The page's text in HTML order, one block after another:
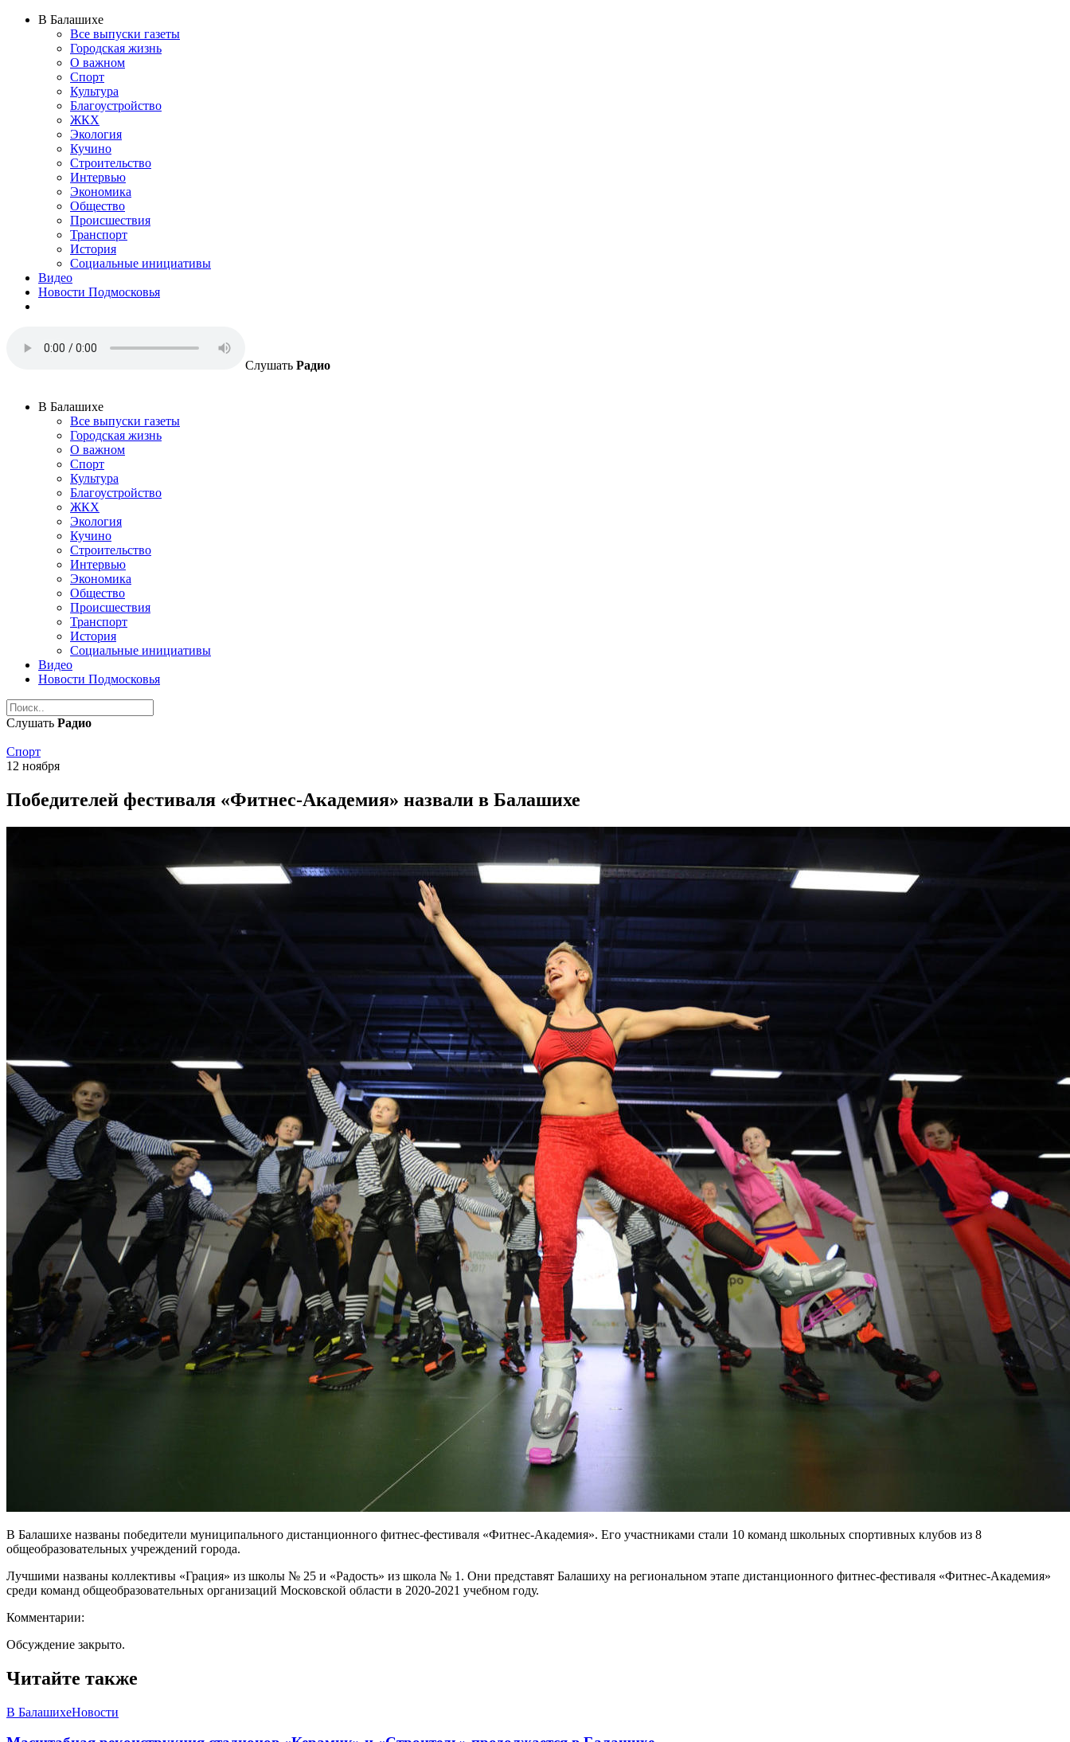
В Балашихе
Все выпуски газеты
Городская жизнь
О важном
Спорт
Культура
Благоустройство
ЖКХ
Экология
Кучино
Строительство
Интервью
Экономика
Общество
Происшествия
Транспорт
История
Социальные инициативы
Видео
Новости Подмосковья
Слушать Радио
В Балашихе
Все выпуски газеты
Городская жизнь
О важном
Спорт
Культура
Благоустройство
ЖКХ
Экология
Кучино
Строительство
Интервью
Экономика
Общество
Происшествия
Транспорт
История
Социальные инициативы
Видео
Новости Подмосковья
Слушать Радио
Спорт
12 ноября
Победителей фестиваля «Фитнес-Академия» назвали в Балашихе
В Балашихе названы победители муниципального дистанционного фитнес-фестиваля «Фитнес-Академия». Его участниками стали 10 команд школьных спортивных клубов из 8
общеобразовательных учреждений города.
Лучшими названы коллективы «Грация» из школы № 25 и «Радость» из школа № 1. Они представят Балашиху на региональном этапе дистанционного фитнес-фестиваля «Фитнес-Академия»
среди команд общеобразовательных организаций Московской области в 2020-2021 учебном году.
Комментарии:
Обсуждение закрыто.
Читайте также
В БалашихеНовости